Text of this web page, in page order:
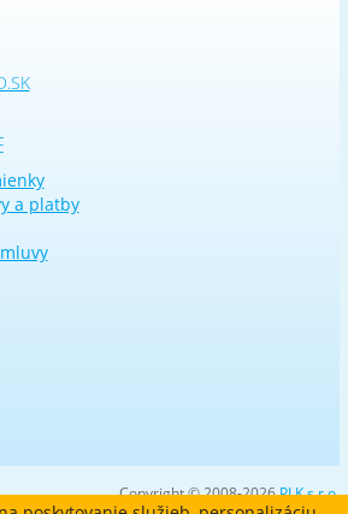
a platby
Copyright © 2008-2026PLK s.r.o.